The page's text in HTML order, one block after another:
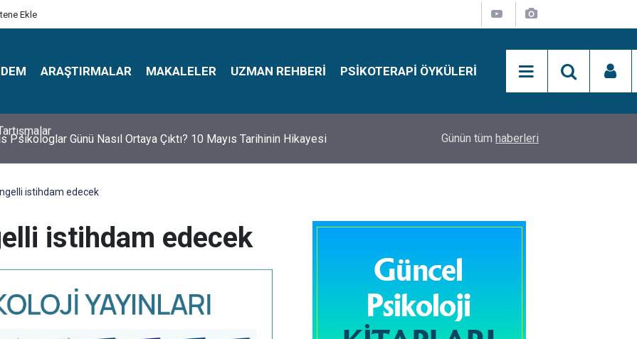
Ekle
ARAŞTIRMALAR MAKALELER UZMAN REHBERI PSIKOTERAPI ÖYKÜLERI
Psikologlar Günü Nasıl Ortaya Çıktı? 10 Mayıs Tarihinin Hikayesi Simon Says Dikkat Programı Nedir?
Günün tüm haberleri
istihdam edecek
istihdam edecek